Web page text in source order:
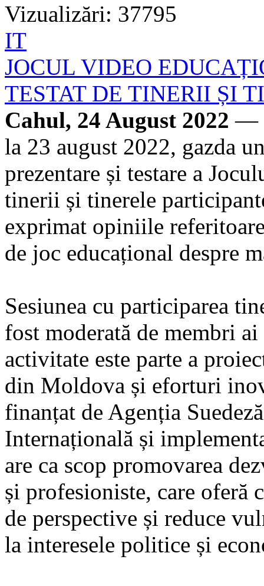
Vizualizări: 37795
IT
JOCUL VIDEO
TESTAT DE TINERII ȘI
Cahul, 24 August 2022 —
la 23 august 2022, gazda
prezentare și testare a
tinerii și tinerele
exprimat opiniile
de joc educațional despre
Sesiunea cu participarea
fost moderată de membri
activitate este parte a
din Moldova și eforturi
finanțat de Agenția
Internațională și
are ca scop promovarea
și profesioniste, care oferă
de perspective și reduce
la interesele politice și